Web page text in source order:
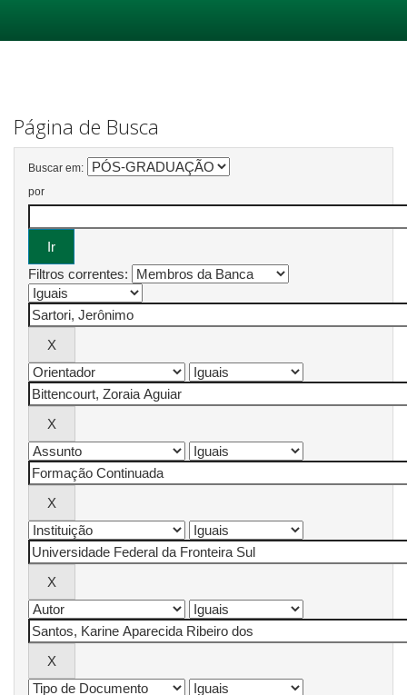
Página de Busca
Buscar em:
por
Filtros correntes: